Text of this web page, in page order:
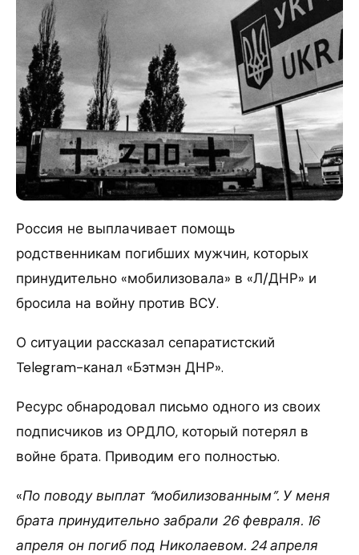
Россия не выплачивает помощь
родственникам погибших мужчин, которых
принудительно «мобилизовала» в «Л/ДНР» и
бросила на войну против ВСУ.
О ситуации рассказал сепаратистский
Telegram-канал «Бэтмэн ДНР».
Ресурс обнародовал письмо одного из своих
подписчиков из ОРДЛО, который потерял в
войне брата. Приводим его полностью.
«По поводу выплат “мобилизованным”. У меня
брата принудительно забрали 26 февраля. 16
апреля он погиб под Николаевом. 24 апреля